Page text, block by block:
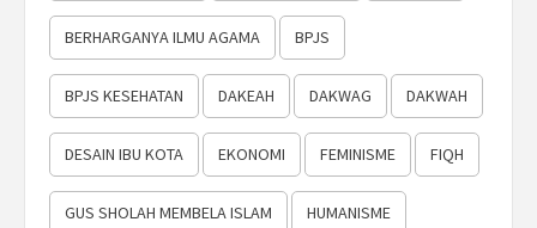
BERHARGANYA ILMU AGAMA BPJS
BPJS KESEHATAN DAKEAH DAKWAG DAKWAH
DESAIN IBU KOTA EKONOMI FEMINISME FIQH
GUS SHOLAH MEMBELA ISLAM HUMANISME